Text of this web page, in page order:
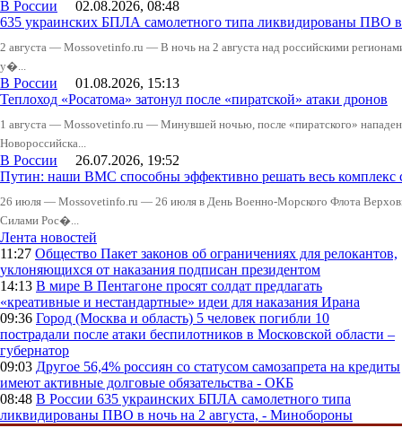
В России 02.08.2026, 08:48
635 украинских БПЛА самолетного типа ликвидированы ПВО
2 августа — Mossovetinfo.ru — В ночь на 2 августа над российскими
у�...
В России 01.08.2026, 15:13
Теплоход «Росатома» затонул после «пиратской» атаки дронов
1 августа — Mossovetinfo.ru — Минувшей ночью, после «пиратского»
Новороссийска...
В России 26.07.2026, 19:52
Путин: наши ВМС способны эффективно решать весь комплекс
26 июля — Mossovetinfo.ru — 26 июля в День Военно-Морского Флота
Силами Рос�...
Лента новостей
11:27 Общество Пакет законов об ограничениях для релокантов,
уклоняющихся от наказания подписан президентом
14:13 В мире В Пентагоне просят солдат предлагать
«креативные и нестандартные» идеи для наказания Ирана
09:36 Город (Москва и область) 5 человек погибли 10
пострадали после атаки беспилотников в Московской области –
губернатор
09:03 Другое 56,4% россиян со статусом самозапрета на кредиты
имеют активные долговые обязательства - ОКБ
08:48 В России 635 украинских БПЛА самолетного типа
ликвидированы ПВО в ночь на 2 августа, - Минобороны